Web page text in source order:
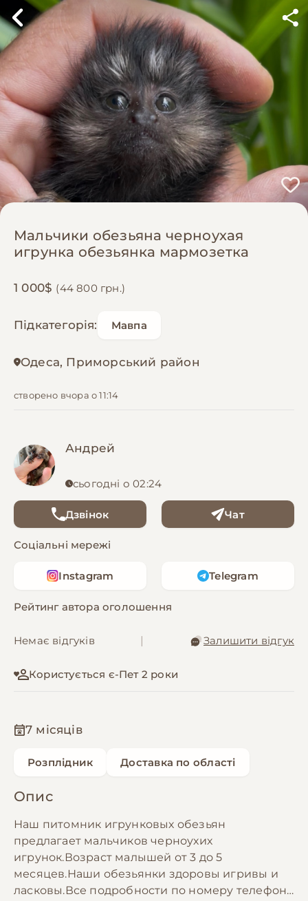
Мальчики обезьяна черноухая
игрунка обезьянка мармозетка
1 000$ (44 800 грн.)
Підкатегорія: Мавпа
Одеса, Приморський район
створено вчора о 11:14
Андрей
сьогодні о 02:24
Дзвінок Чат
Соціальні мережі
Instagram Telegram
Рейтинг автора оголошення
Немає відгуків Залишити відгук
Користується є-Пет 2 роки
7 місяців
Розплідник Доставка по області
Опис
Наш питомник игрунковых обезьян
предлагает мальчиков черноухих
игрунок.Возраст малышей от 3 до 5
месяцев.Наши обезьянки здоровы игривы и
ласковы.Все подробности по номеру телефона